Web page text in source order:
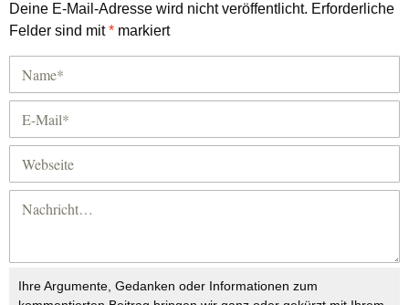
Deine E-Mail-Adresse wird nicht veröffentlicht. Erforderliche
Felder sind mit* markiert
Ihre Argumente, Gedanken oder Informationen zum